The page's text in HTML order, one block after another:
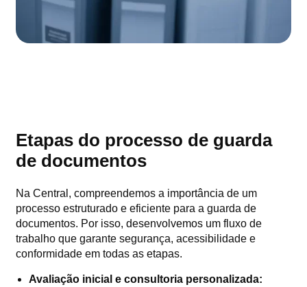
Etapas do processo de guarda
de documentos
Na Central, compreendemos a importância de um
processo estruturado e eficiente para a guarda de
documentos. Por isso, desenvolvemos um fluxo de
trabalho que garante segurança, acessibilidade e
conformidade em todas as etapas.
Avaliação inicial e consultoria personalizada: